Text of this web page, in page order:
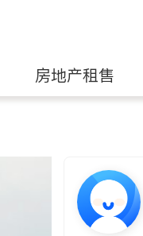
房地产租售